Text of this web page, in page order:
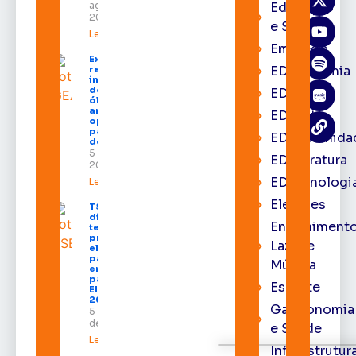
agosto de
2026
Leia mais »
Expofeira 2026
reúne grandes
investidores
do setor de
óleo e gás e
amplia
oportunidades
para empresas
do Amapá
5 de agosto de
2026
Leia mais »
TSE define
divisão do
tempo de
propaganda
eleitoral e
participação
em debates
para as
Eleições
2026
5 de agosto
de 2026
Leia mais »
Educação
e Saúde
Emprego
EDacademia
EDbrasília
EDcast
EDliteratura
Eleições
Lazer e
Música
Esporte
Gastronomia
e Saúde